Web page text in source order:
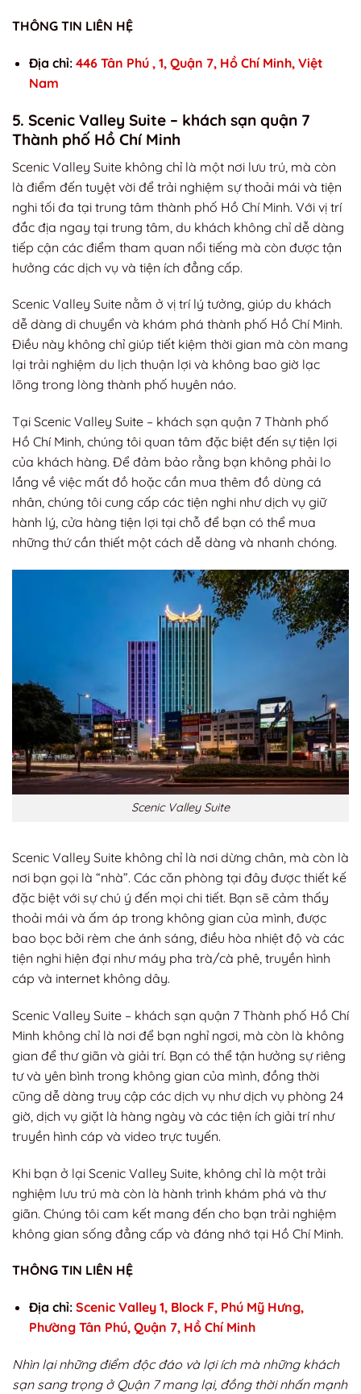
THÔNG TIN LIÊN HỆ
Địa chỉ:446 Tân Phú , 1, Quận 7, Hồ Chí Minh, Việt
Nam
5. Scenic Valley Suite – khách sạn quận 7
Thành phố Hồ Chí Minh
Scenic Valley Suite không chỉ là một nơi lưu trú, mà còn
là điểm đến tuyệt vời để trải nghiệm sự thoải mái và tiện
nghi tối đa tại trung tâm thành phố Hồ Chí Minh. Với vị trí
đắc địa ngay tại trung tâm, du khách không chỉ dễ dàng
tiếp cận các điểm tham quan nổi tiếng mà còn được tận
hưởng các dịch vụ và tiện ích đẳng cấp.
Scenic Valley Suite nằm ở vị trí lý tưởng, giúp du khách
dễ dàng di chuyển và khám phá thành phố Hồ Chí Minh.
Điều này không chỉ giúp tiết kiệm thời gian mà còn mang
lại trải nghiệm du lịch thuận lợi và không bao giờ lạc
lõng trong lòng thành phố huyên náo.
Tại Scenic Valley Suite – khách sạn quận 7 Thành phố
Hồ Chí Minh, chúng tôi quan tâm đặc biệt đến sự tiện lợi
của khách hàng. Để đảm bảo rằng bạn không phải lo
lắng về việc mất đồ hoặc cần mua thêm đồ dùng cá
nhân, chúng tôi cung cấp các tiện nghi như dịch vụ giữ
hành lý, cửa hàng tiện lợi tại chỗ để bạn có thể mua
những thứ cần thiết một cách dễ dàng và nhanh chóng.
Scenic Valley Suite
Scenic Valley Suite không chỉ là nơi dừng chân, mà còn là
nơi bạn gọi là “nhà”. Các căn phòng tại đây được thiết kế
đặc biệt với sự chú ý đến mọi chi tiết. Bạn sẽ cảm thấy
thoải mái và ấm áp trong không gian của mình, được
bao bọc bởi rèm che ánh sáng, điều hòa nhiệt độ và các
tiện nghi hiện đại như máy pha trà/cà phê, truyền hình
cáp và internet không dây.
Scenic Valley Suite – khách sạn quận 7 Thành phố Hồ Chí
Minh không chỉ là nơi để bạn nghỉ ngơi, mà còn là không
gian để thư giãn và giải trí. Bạn có thể tận hưởng sự riêng
tư và yên bình trong không gian của mình, đồng thời
cũng dễ dàng truy cập các dịch vụ như dịch vụ phòng 24
giờ, dịch vụ giặt là hàng ngày và các tiện ích giải trí như
truyền hình cáp và video trực tuyến.
Khi bạn ở lại Scenic Valley Suite, không chỉ là một trải
nghiệm lưu trú mà còn là hành trình khám phá và thư
giãn. Chúng tôi cam kết mang đến cho bạn trải nghiệm
không gian sống đẳng cấp và đáng nhớ tại Hồ Chí Minh.
THÔNG TIN LIÊN HỆ
Địa chỉ: Scenic Valley 1, Block F, Phú Mỹ Hưng,
Phường Tân Phú, Quận 7, Hồ Chí Minh
Nhìn lại những điểm độc đáo và lợi ích mà những khách
sạn sang trọng ở Quận 7 mang lại, đồng thời nhấn mạnh